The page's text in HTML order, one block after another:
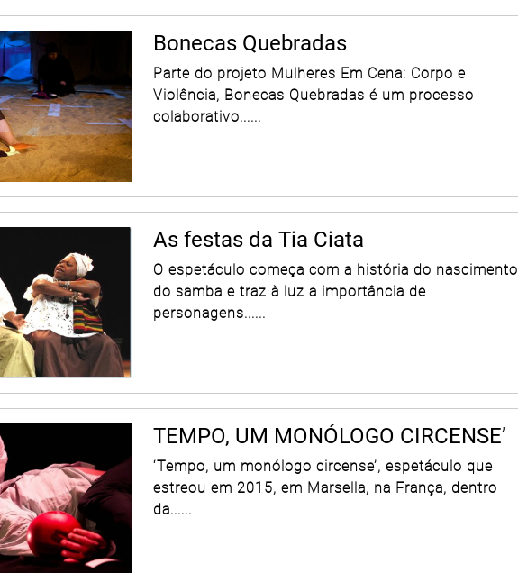
Bonecas Quebradas
Parte do projeto Mulheres Em Cena: Corpo e
Violência, Bonecas Quebradas é um processo
colaborativo......
As festas da Tia Ciata
O espetáculo começa com a história do nascimento
do samba e traz à luz a importância de
personagens......
TEMPO, UM MONÓLOGO CIRCENSE’
‘Tempo, um monólogo circense’, espetáculo que
estreou em 2015, em Marsella, na França, dentro
da......